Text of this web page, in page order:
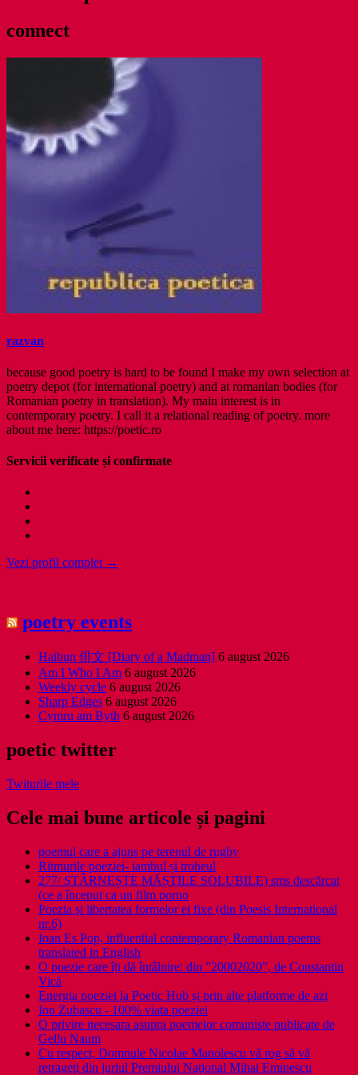
connect
razvan
because good poetry is hard to be found I make my own selection at
poetry depot (for international poetry) and at romanian bodies (for
Romanian poetry in translation). My main interest is in
contemporary poetry. I call it a relational reading of poetry. more
about me here: https://poetic.ro
Servicii verificate și confirmate
Vezi profil complet →
poetry events
Haibun 俳文 [Diary of a Madman] 6 august 2026
Am I Who I Am 6 august 2026
Weekly cycle 6 august 2026
Sharp Edges 6 august 2026
Cymru am Byth 6 august 2026
poetic twitter
Twiturile mele
Cele mai bune articole și pagini
poemul care a ajuns pe terenul de rugby
Ritmurile poeziei- iambul și troheul
277/ STÂRNEȘTE MĂȘTILE SOLUBILE) sms descărcat
(ce a început ca un film porno
Poezia şi libertatea formelor ei fixe (din Poesis International
nr.6)
Ioan Es Pop, influential contemporary Romanian poems
translated in English
O poezie care îți dă întâlnire: din ”20002020”, de Constantin
Vică
Energia poeziei la Poetic Hub și prin alte platforme de azi
Ion Zubascu - 100% viata poeziei
O privire necesara asupra poemelor comuniste publicate de
Gellu Naum
Cu respect, Domnule Nicolae Manolescu vă rog să vă
retrageţi din juriul Premiului Naţional Mihai Eminescu